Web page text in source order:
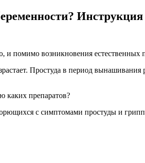
и помимо возникновения
Простуда в период вынашивания
каких препаратов?
с симптомами простуды и